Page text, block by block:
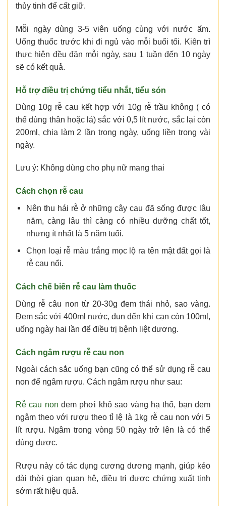
thủy tinh để cất giữ.
Mỗi ngày dùng 3-5 viên uống cùng với nước ấm.
Uống thuốc trước khi đi ngủ vào mỗi buổi tối. Kiên trì
thực hiện đều đặn mỗi ngày, sau 1 tuần đến 10 ngày
sẽ có kết quả.
Hỗ trợ điều trị chứng tiểu nhắt, tiểu són
Dùng 10g rễ cau kết hợp với 10g rễ trầu không ( có
thể dùng thân hoặc lá) sắc với 0,5 lít nước, sắc lại còn
200ml, chia làm 2 lần trong ngày, uống liền trong vài
ngày.
Lưu ý: Không dùng cho phụ nữ mang thai
Cách chọn rễ cau
Nên thu hái rễ ở những cây cau đã sống được lâu
năm, càng lâu thì càng có nhiều dưỡng chất tốt,
nhưng ít nhất là 5 năm tuổi.
Chọn loại rễ màu trắng mọc lộ ra tên mật đất gọi là
rễ cau nổi.
Cách chế biến rễ cau làm thuốc
Dùng rễ câu non từ 20-30g đem thái nhỏ, sao vàng.
Đem sắc với 400ml nước, đun đến khi cạn còn 100ml,
uống ngày hai lần để điều trị bệnh liệt dương.
Cách ngâm rượu rễ cau non
Ngoài cách sắc uống bạn cũng có thể sử dụng rễ cau
non để ngâm rượu. Cách ngâm rượu như sau:
Rễ cau non đem phơi khô sao vàng hạ thổ, bạn đem
ngâm theo với rượu theo tỉ lệ là 1kg rễ cau non với 5
lít rượu. Ngâm trong vòng 50 ngày trở lên là có thể
dùng được.
Rượu này có tác dụng cương dương mạnh, giúp kéo
dài thời gian quan hệ, điều trị được chứng xuất tinh
sớm rất hiệu quả.